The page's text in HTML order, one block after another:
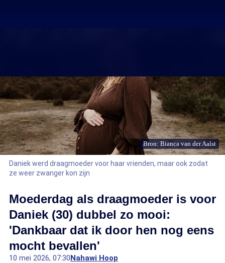
Bron: Bianca van der Aalst
Daniek werd draagmoeder voor haar vrienden, maar ook zodat
ze weer zwanger kon zijn
Moederdag als draagmoeder is voor
Daniek (30) dubbel zo mooi:
'Dankbaar dat ik door hen nog eens
mocht bevallen'
10 mei 2026, 07:30Nahawi Hoop